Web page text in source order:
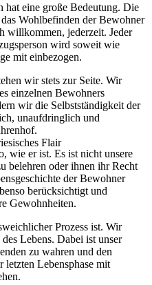
Flair
hat eine große Bedeutung. Die
Wohlbefinden der Bewohner
willkommen, jederzeit. Jeder
wird soweit wie
mit einbezogen.
wir stets zur Seite. Wir
einzelnen Bewohners
wir die Selbstständigkeit der
unaufdringlich und
wie er ist. Es ist nicht unsere
belehren oder ihnen ihr Recht
der Bewohner
berücksichtigt und
Gewohnheiten.
Prozess ist. Wir
Lebens. Dabei ist unser
zu wahren und den
letzten Lebensphase mit